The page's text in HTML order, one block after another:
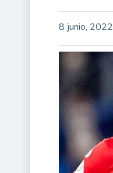
8 junio, 2022